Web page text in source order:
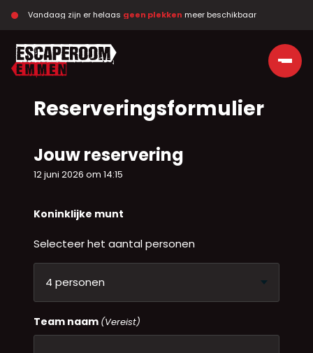
Vandaag zijn er helaas geen plekken meer beschikbaar
Reserveringsformulier
Jouw reservering
12 juni 2026 om 14:15
Koninklijke munt
Selecteer het aantal personen
Team naam (Vereist)